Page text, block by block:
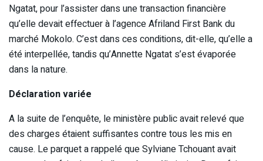
Ngatat, pour l’assister dans une transaction financière
qu’elle devait effectuer à l’agence Afriland First Bank du
marché Mokolo. C’est dans ces conditions, dit-elle, qu’elle a
été interpellée, tandis qu’Annette Ngatat s’est évaporée
dans la nature.
Déclaration variée
A la suite de l’enquête, le ministère public avait relevé que
des charges étaient suffisantes contre tous les mis en
cause. Le parquet a rappelé que Sylviane Tchouant avait